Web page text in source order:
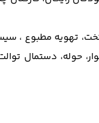
تهویه مطبوع ،
دستمال توالت،